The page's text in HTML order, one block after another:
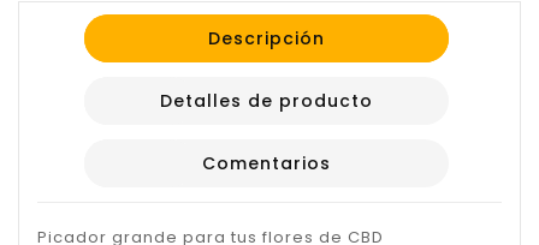
Descripción
Detalles de producto
Comentarios
Picador grande para tus flores de CBD